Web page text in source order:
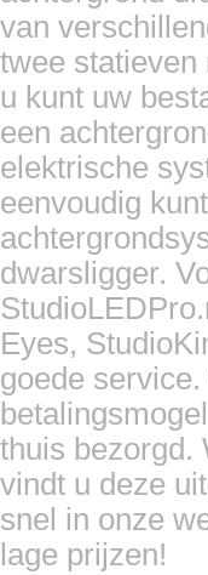
van
twee
u kunt uw
een
elektrische
eenvoudig
dwarsligger.
Eyes,
goede
thuis bezorgd.
vindt u deze
snel in onze
lage prijzen!